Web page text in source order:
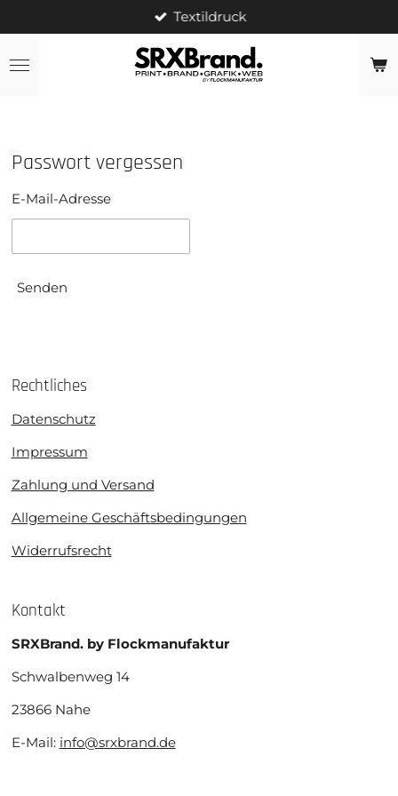
Hauptinhalt
springen
Textildruck
Passwort vergessen
E-Mail-Adresse
Senden
Rechtliches
Datenschutz
Impressum
Zahlung und Versand
Allgemeine Geschäftsbedingungen
Widerrufsrecht
Kontakt
SRXBrand. by Flockmanufaktur
Schwalbenweg 14
23866 Nahe
E-Mail: info@srxbrand.de